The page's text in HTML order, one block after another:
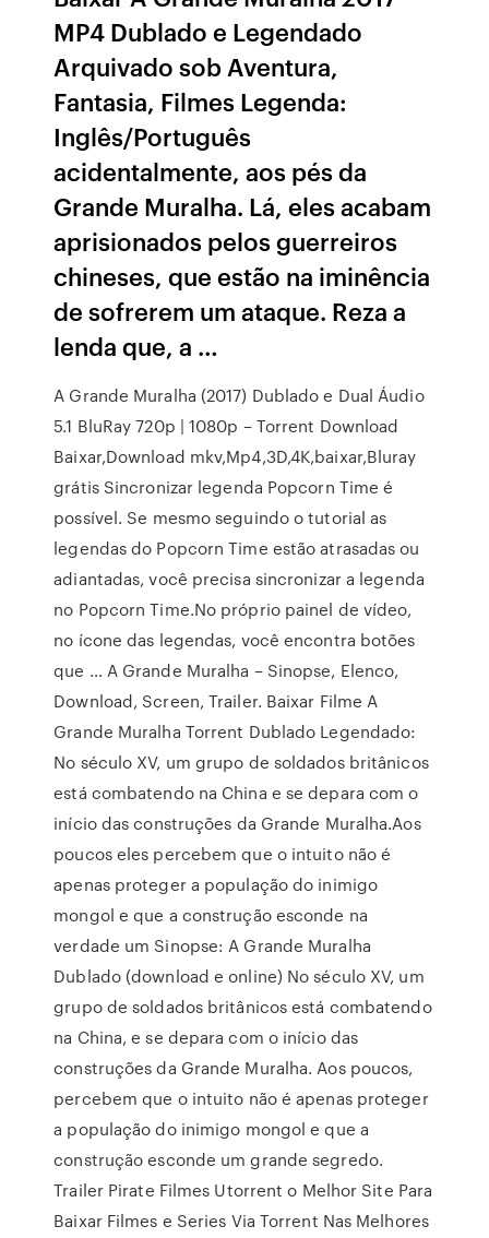
MP4 Dublado e Legendado
Arquivado sob Aventura,
Fantasia, Filmes Legenda:
Inglês/Português
acidentalmente, aos pés da
Grande Muralha. Lá, eles acabam
aprisionados pelos guerreiros
chineses, que estão na iminência
de sofrerem um ataque. Reza a
lenda que, a …
A Grande Muralha (2017) Dublado e Dual Áudio
5.1 BluRay 720p | 1080p – Torrent Download
Baixar,Download mkv,Mp4,3D,4K,baixar,Bluray
grátis Sincronizar legenda Popcorn Time é
possível. Se mesmo seguindo o tutorial as
legendas do Popcorn Time estão atrasadas ou
adiantadas, você precisa sincronizar a legenda
no Popcorn Time.No próprio painel de vídeo,
no ícone das legendas, você encontra botões
que … A Grande Muralha – Sinopse, Elenco,
Download, Screen, Trailer. Baixar Filme A
Grande Muralha Torrent Dublado Legendado:
No século XV, um grupo de soldados britânicos
está combatendo na China e se depara com o
início das construções da Grande Muralha.Aos
poucos eles percebem que o intuito não é
apenas proteger a população do inimigo
mongol e que a construção esconde na
verdade um Sinopse: A Grande Muralha
Dublado (download e online) No século XV, um
grupo de soldados britânicos está combatendo
na China, e se depara com o início das
construções da Grande Muralha. Aos poucos,
percebem que o intuito não é apenas proteger
a população do inimigo mongol e que a
construção esconde um grande segredo.
Trailer Pirate Filmes Utorrent o Melhor Site Para
Baixar Filmes e Series Via Torrent Nas Melhores